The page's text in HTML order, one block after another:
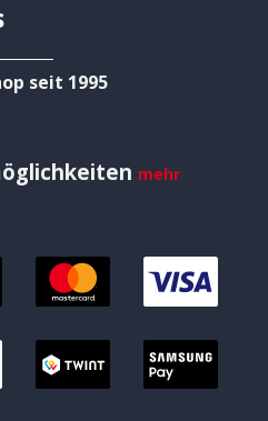
seit 1995
mehr